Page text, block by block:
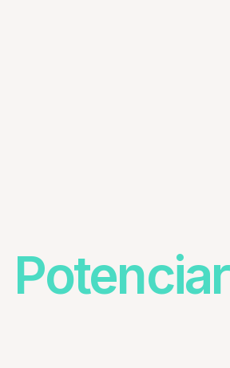
Potenciar